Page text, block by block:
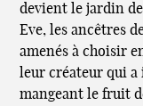
devient le jardin
Eve, les ancêtres
amenés à choisir
leur créateur qui
mangeant le fruit